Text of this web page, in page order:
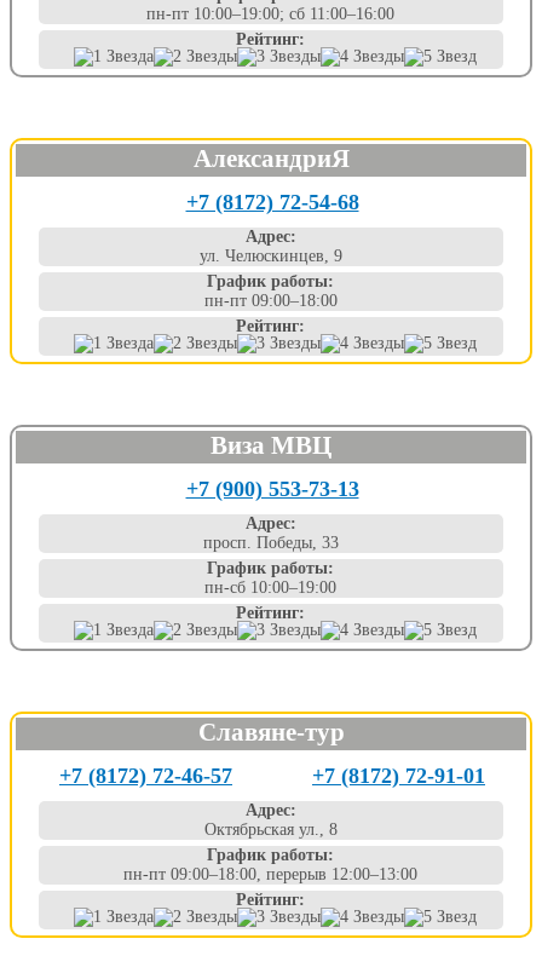
пн-пт 10:00–19:00; сб 11:00–16:00
Рейтинг:
АлександриЯ
+7 (8172) 72-54-68
Адрес:
ул. Челюскинцев, 9
График работы:
пн-пт 09:00–18:00
Рейтинг:
Виза МВЦ
+7 (900) 553-73-13
Адрес:
просп. Победы, 33
График работы:
пн-сб 10:00–19:00
Рейтинг:
Славяне-тур
+7 (8172) 72-46-57 +7 (8172) 72-91-01
Адрес:
Октябрьская ул., 8
График работы:
пн-пт 09:00–18:00, перерыв 12:00–13:00
Рейтинг: